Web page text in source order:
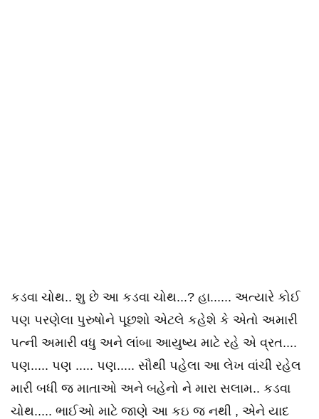
કડવા ચોથ.. શુ છે આ કડવા ચોથ...? હા...... અત્યારે કોઈ
પણ પરણેલા પુરુષોને પૂછશો એટલે કહેશે કે એતો અમારી
પત્ની અમારી વધુ અને લાંબા આયુષ્ય માટે રહે એ વ્રત....
પણ..... પણ ..... પણ..... સૌથી પહેલા આ લેખ વાંચી રહેલ
મારી બધી જ માતાઓ અને બહેનો ને મારા સલામ.. કડવા
ચોથ..... ભાઈઓ માટે જાણે આ કઇ જ નથી , એને યાદ